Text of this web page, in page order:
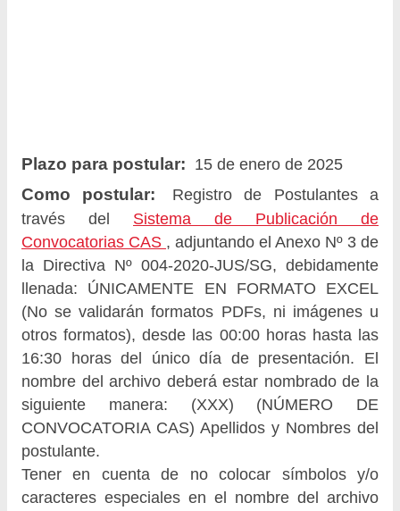
Plazo para postular: 15 de enero de 2025
Como postular:
Registro de Postulantes a
través del Sistema de Publicación de
Convocatorias CAS , adjuntando el Anexo Nº 3 de
la Directiva Nº 004-2020-JUS/SG, debidamente
llenada: ÚNICAMENTE EN FORMATO EXCEL
(No se validarán formatos PDFs, ni imágenes u
otros formatos), desde las 00:00 horas hasta las
16:30 horas del único día de presentación. El
nombre del archivo deberá estar nombrado de la
siguiente manera: (XXX) (NÚMERO DE
CONVOCATORIA CAS) Apellidos y Nombres del
postulante.
Tener en cuenta de no colocar símbolos y/o
caracteres especiales en el nombre del archivo